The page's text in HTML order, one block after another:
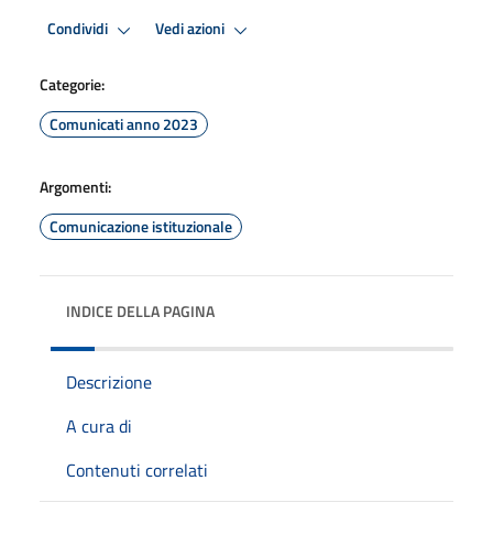
Condividi Vedi azioni
Categorie:
Comunicati anno 2023
Argomenti:
Comunicazione istituzionale
INDICE DELLA PAGINA
Descrizione
A cura di
Contenuti correlati